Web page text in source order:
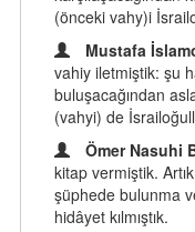
(önceki vahy)i
Mustafa
vahiy iletmiştik: şu
buluşacağından
(vahyi) de
Ömer Nasuhi
kitap vermiştik.
şüphede bulunma
hidâyet kılmıştık.